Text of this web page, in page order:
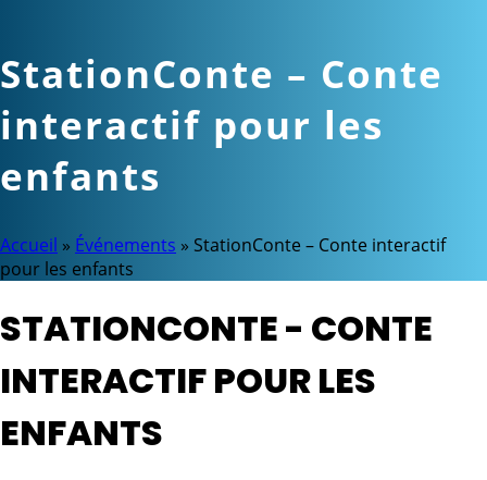
StationConte – Conte
interactif pour les
enfants
Accueil » Événements » StationConte – Conte interactif
pour les enfants
STATIONCONTE - CONTE
INTERACTIF POUR LES
ENFANTS